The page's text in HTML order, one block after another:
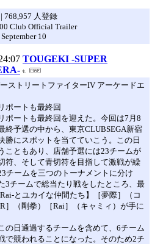
768,957 人登録
Club Official Trailer
10
TOUGEKI -SUPER
ストリートファイターIV アーケードエ
ポートも最終回
ポートも最終回を迎えた。今回は7月8
終予選の中から、東京CLUBSEGA新宿
勝にスポットを当てていこう。この日
こともあり、店舗予選には23チームが
符、そして青切符を目指して激戦が繰
チームを三つのトーナメントに分け
3チームで総当たり戦をしたところ、最
とユカイな仲間たち】［夢際］（コ
］（剛拳）［Rai］（キャミィ）が手に
の日通過するチームを含めて、6チーム
で競われることになった。そのため2チ